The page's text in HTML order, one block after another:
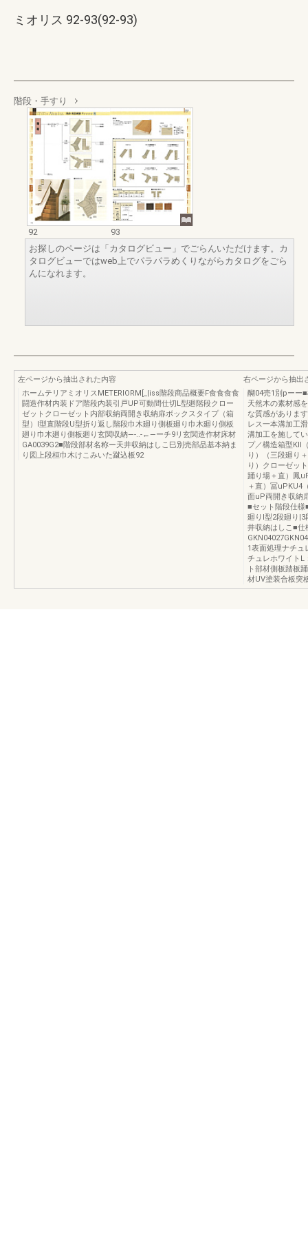
ミオリス 92-93(92-93)
階段・手すり
92
93
お探しのページは「カタログビュー」でごらんいただけます。カ
タログビューではweb上でパラパラめくりながらカタログをごら
んになれます。
左ページから抽出された内容
ホームテリアミオリスMETERIORM[_|iss階段商品概要F食食食食
闘造作材内装ドア階段内装引戸UP可動間仕切L型廻階段クロー
ゼットクローゼット内部収納両開き収納扉ボックスタイプ（箱
型）I型直階段U型折り返し階段巾木廻り側板廻り巾木廻り側板
廻り巾木廻り側板廻り玄関収納—-..-←—ーチ9リ玄関造作材床材
GA0039G2■階段部材名称ー天井収納はしこ巳別売部品基本納ま
り図上段桓巾木けこみいた蹴込板92
右ページから抽出
醐04売1別pーー
天然木の素材感
な質感がありま
レス一本溝加工
溝加工を施して
プ／構造箱型KIl
り）（三段廻り
り）クローゼッ
踊り場＋直）鳳
＋直）冨uPKU4
面uP両開き収納
■セット階段仕様
廻りI型2段廻り
井収納はしこ■仕
1表面処理ナチュ
チュレホワイトL
ト部材側板踏板
材UV塗装合板突